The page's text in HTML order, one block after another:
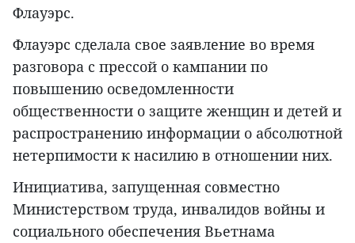
Флауэрс.
Флауэрс сделала свое заявление во время
разговора с прессой о кампании по
повышению осведомленности
общественности о защите женщин и детей и
распространению информации о абсолютной
нетерпимости к насилию в отношении них.
Инициатива, запущенная совместно
Министерством труда, инвалидов войны и
социального обеспечения Вьетнама